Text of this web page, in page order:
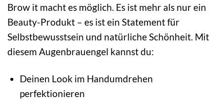
Brow it macht es möglich. Es ist mehr als nur ein
Beauty-Produkt – es ist ein Statement für
Selbstbewusstsein und natürliche Schönheit. Mit
diesem Augenbrauengel kannst du:
Deinen Look im Handumdrehen
perfektionieren